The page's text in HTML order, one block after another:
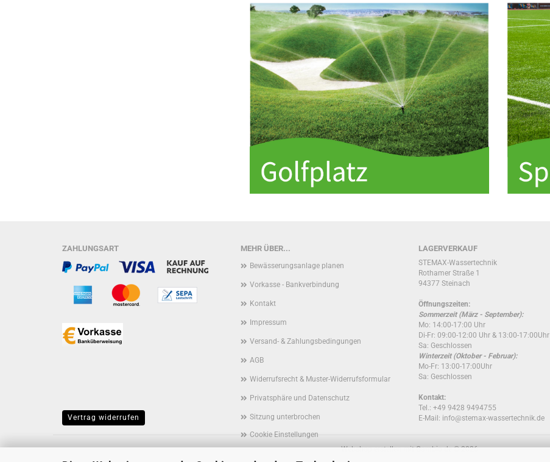
MEHR ÜBER...
Bewässerungsanlage planen
Vorkasse - Bankverbindung
Kontakt
Impressum
Versand- & Zahlungsbedingungen
AGB
Widerrufsrecht & Muster-Widerrufsformular
Privatsphäre und Datenschutz
Sitzung unterbrochen
Cookie Einstellungen
LAGERVERKAUF
STEMAX-Wassertechnik
Rothamer Straße 1
94377 Steinach
Öffnungszeiten:
Sommerzeit (März - September):
Mo: 14:00-17:00 Uhr
Di-Fr: 09:00-12:00 Uhr & 13:00-17:00Uhr
Sa: Geschlossen
Winterzeit (Oktober - Februar):
Mo-Fr: 13:00-17:00Uhr
Sa: Geschlossen
Kontakt:
Tel.: +49 9428 9494755
E-Mail: info@stemax-wassertechnik.de
ZAHLUNGSART
Vertrag widerrufen
Webshop erstellenmit Gambio.de © 2026